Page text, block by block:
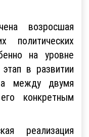
возросшая
политических
на уровне
в развитии
между двумя
конкретным
реализация